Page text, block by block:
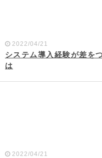
2022/04/21
システム導入経験が差を
は
2022/04/21